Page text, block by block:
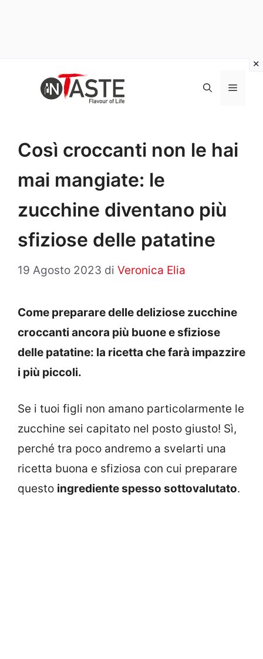
Menu
Così croccanti non le hai
mai mangiate: le
zucchine diventano più
sfiziose delle patatine
19 Agosto 2023 di Veronica Elia
Come preparare delle deliziose zucchine
croccanti ancora più buone e sfiziose
delle patatine: la ricetta che farà impazzire
i più piccoli.
Se i tuoi figli non amano particolarmente le
zucchine sei capitato nel posto giusto! Sì,
perché tra poco andremo a svelarti una
ricetta buona e sfiziosa con cui preparare
questo ingrediente spesso sottovalutato.